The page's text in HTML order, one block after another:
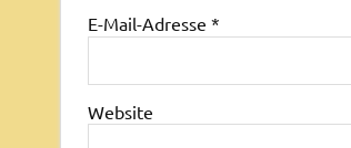
E-Mail-Adresse *
Website